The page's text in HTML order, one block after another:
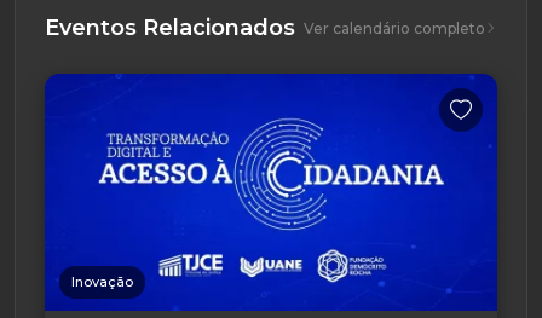
Eventos Relacionados Ver calendário completo
Inovação